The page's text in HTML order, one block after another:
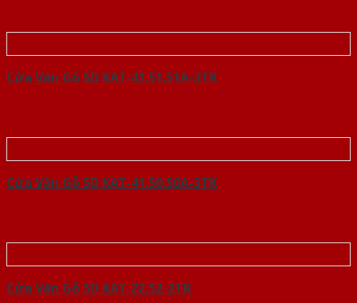
Cửa Vân Gỗ 5D KAT-41.51.51A-3TK
Cửa Vân Gỗ 5D KAT-41.50.50A-3TK
Cửa Vân Gỗ 5D KAT-22.52-2TK